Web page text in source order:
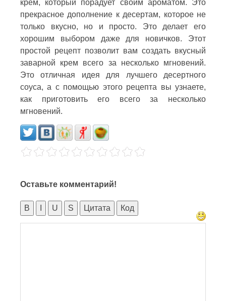
крем, который порадует своим ароматом. Это
прекрасное дополнение к десертам, которое не
только вкусно, но и просто. Это делает его
хорошим выбором даже для новичков. Этот
простой рецепт позволит вам создать вкусный
заварной крем всего за несколько мгновений.
Это отличная идея для лучшего десертного
соуса, а с помощью этого рецепта вы узнаете,
как приготовить его всего за несколько
мгновений.
Оставьте комментарий!
B U S Цитата Код